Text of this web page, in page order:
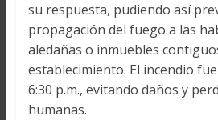
su respuesta, pudiendo así
propagación del fuego a las
aledañas o inmuebles
establecimiento. El incendio
6:30 p.m., evitando daños y
humanas.